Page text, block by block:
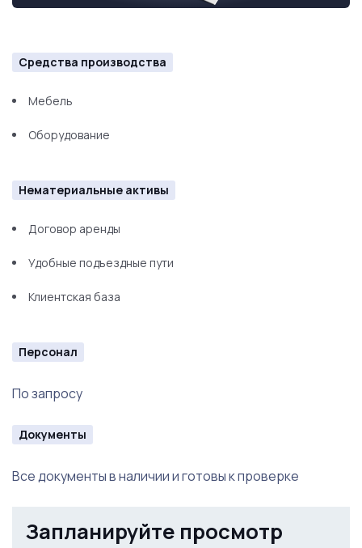
Средства производства
Мебель
Оборудование
Нематериальные активы
Договор аренды
Удобные подъездные пути
Клиентская база
Персонал
По запросу
Документы
Все документы в наличии и готовы к проверке
Запланируйте просмотр